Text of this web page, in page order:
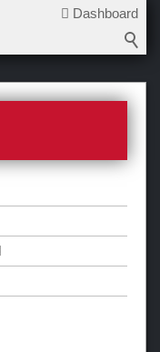
Dashboard